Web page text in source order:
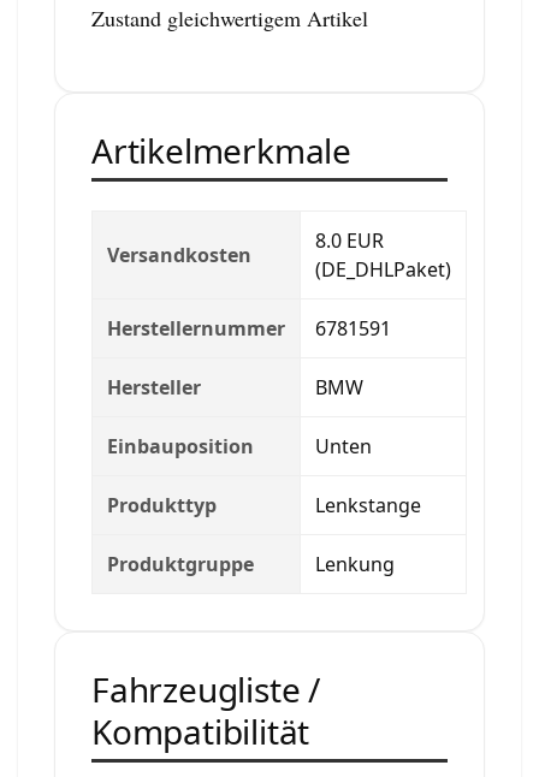
Zustand gleichwertigem Artikel
Artikelmerkmale
Versandkosten
8.0 EUR
(DE_DHLPaket)
Herstellernummer 6781591
Hersteller BMW
Einbauposition Unten
Produkttyp Lenkstange
Produktgruppe Lenkung
Fahrzeugliste /
Kompatibilität